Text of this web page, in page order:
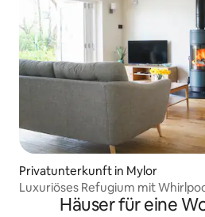
Privatunterkunft in Mylor
Luxuriöses Refugium mit
Häuser für eine